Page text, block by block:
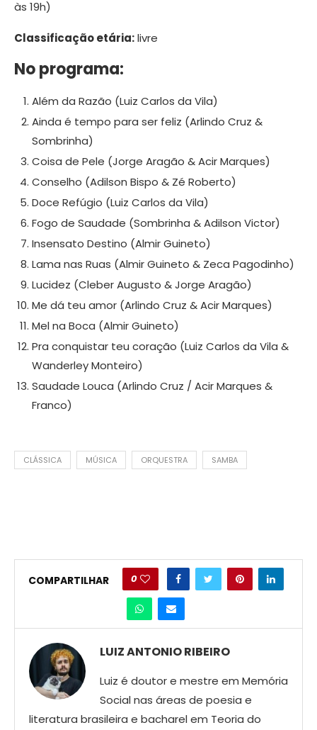
às 19h)
Classificação etária:livre
No programa:
Além da Razão (Luiz Carlos da Vila)
Ainda é tempo para ser feliz (Arlindo Cruz &
Sombrinha)
Coisa de Pele (Jorge Aragão & Acir Marques)
Conselho (Adilson Bispo & Zé Roberto)
Doce Refúgio (Luiz Carlos da Vila)
Fogo de Saudade (Sombrinha & Adilson Victor)
Insensato Destino (Almir Guineto)
Lama nas Ruas (Almir Guineto & Zeca Pagodinho)
Lucidez (Cleber Augusto & Jorge Aragão)
Me dá teu amor (Arlindo Cruz & Acir Marques)
Mel na Boca (Almir Guineto)
Pra conquistar teu coração (Luiz Carlos da Vila &
Wanderley Monteiro)
Saudade Louca (Arlindo Cruz / Acir Marques &
Franco)
CLÁSSICA MÚSICA ORQUESTRA SAMBA
COMPARTILHAR 0
LUIZ ANTONIO RIBEIRO
Luiz é doutor e mestre em Memória
Social nas áreas de poesia e
literatura brasileira e bacharel em Teoria do